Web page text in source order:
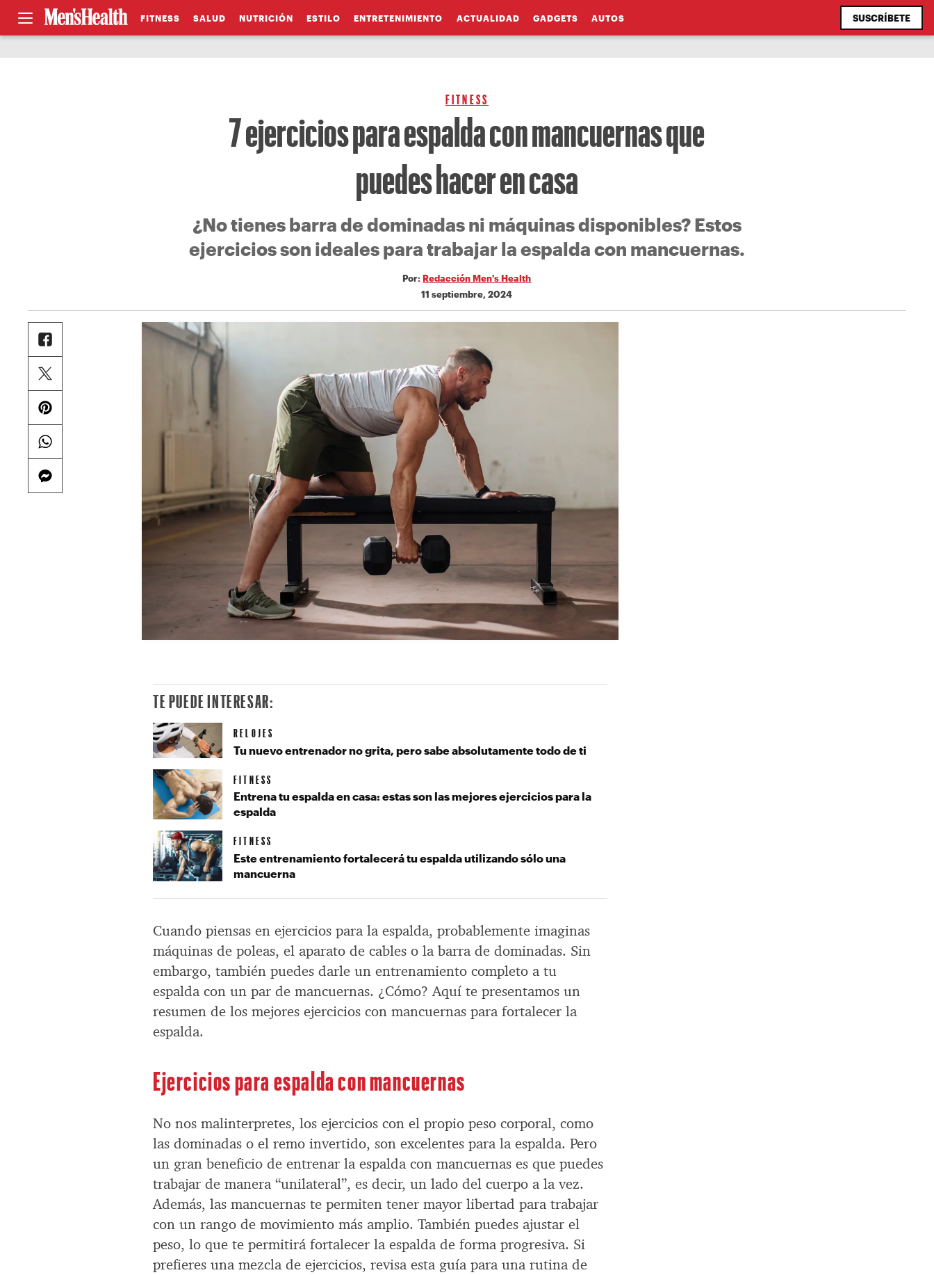
FITNESS SALUD NUTRICIÓN ESTILO ENTRETENIMIENTO ACTUALIDAD GADGETS AUTOS SUSCRÍBETE
FITNESS
7 ejercicios para espalda con mancuernas que
puedes hacer en casa
¿No tienes barra de dominadas ni máquinas disponibles? Estos
ejercicios son ideales para trabajar la espalda con mancuernas.
Por:Redacción Men's Health
11 septiembre, 2024
Cuando piensas en ejercicios para la espalda, probablemente imaginas
máquinas de poleas, el aparato de cables o la barra de dominadas. Sin
embargo, también puedes darle un entrenamiento completo a tu
espalda con un par de mancuernas. ¿Cómo? Aquí te presentamos un
resumen de los mejores ejercicios con mancuernas para fortalecer la
espalda.
Ejercicios para espalda con mancuernas
No nos malinterpretes, los ejercicios con el propio peso corporal, como
las dominadas o el remo invertido, son excelentes para la espalda. Pero
un gran beneficio de entrenar la espalda con mancuernas es que puedes
trabajar de manera “unilateral”, es decir, un lado del cuerpo a la vez.
Además, las mancuernas te permiten tener mayor libertad para trabajar
con un rango de movimiento más amplio. También puedes ajustar el
peso, lo que te permitirá fortalecer la espalda de forma progresiva. Si
prefieres una mezcla de ejercicios, revisa esta guía para una rutina de
TE PUEDE INTERESAR:
RELOJES
Tu nuevo entrenador no grita, pero sabe absolutamente todo de ti
FITNESS
Entrena tu espalda en casa: estas son las mejores ejercicios para la
espalda
FITNESS
Este entrenamiento fortalecerá tu espalda utilizando sólo una
mancuerna